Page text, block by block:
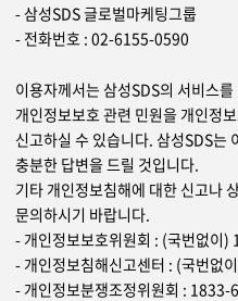
- 삼성SDS 글로벌마케팅그룹
- 전화번호 : 02-6155-0590
이용자께서는 삼성SDS의 서비스
개인정보보호 관련 민원을 개인정
신고하실 수 있습니다. 삼성SDS는
충분한 답변을 드릴 것입니다.
기타 개인정보침해에 대한 신고나
문의하시기 바랍니다.
- 개인정보보호위원회 : (국번없
- 개인정보침해신고센터 : (국번
- 개인정보분쟁조정위원회 :